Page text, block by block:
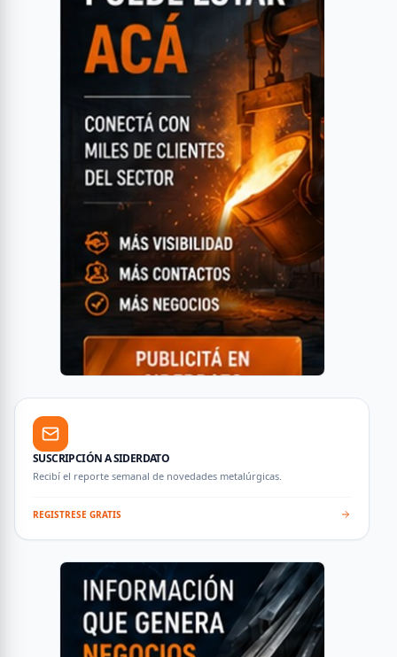
SUSCRIPCIÓN A SIDERDATO
Recibí el reporte semanal de novedades metalúrgicas.
REGISTRESE GRATIS